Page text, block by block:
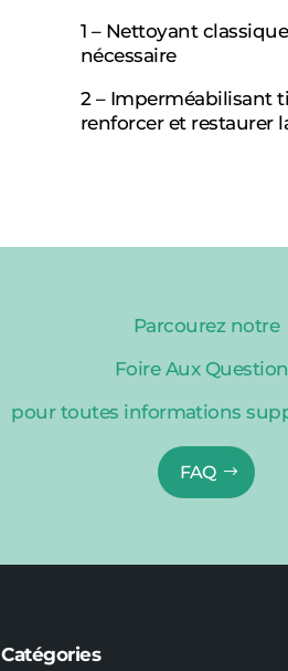
1 – Nettoyant
nécessaire
2 – Imperméabilisant
renforcer et restaurer
Parcourez notre
Foire Aux
pour toutes informations
FAQ
Catégories